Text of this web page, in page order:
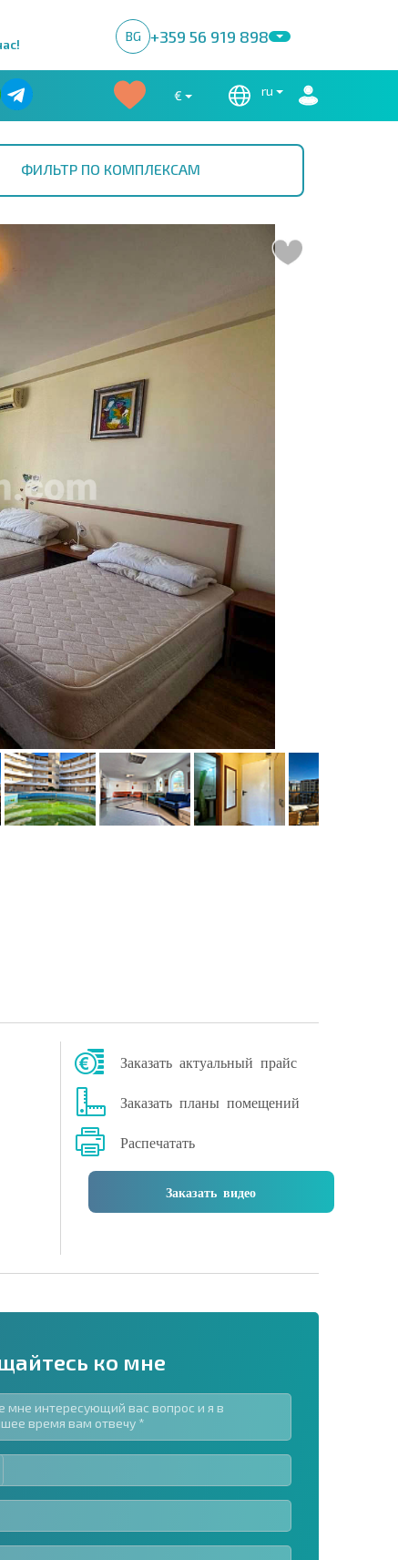
BG +359 56 919 898
€ ru
ФИЛЬТР ПО КОМПЛЕКСАМ
Заказать актуальный прайс
Заказать планы помещений
Распечатать
Заказать видео
| Нажимая кнопку, вы разрешаете
данных.
Отправить сообщение
ко мне